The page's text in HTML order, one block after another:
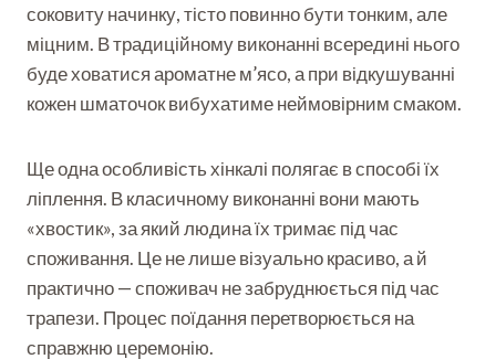
соковиту начинку, тісто повинно бути тонким, але
міцним. В традиційному виконанні всередині нього
буде ховатися ароматне м’ясо, а при відкушуванні
кожен шматочок вибухатиме неймовірним смаком.
Ще одна особливість хінкалі полягає в способі їх
ліплення. В класичному виконанні вони мають
«хвостик», за який людина їх тримає під час
споживання. Це не лише візуально красиво, а й
практично — споживач не забруднюється під час
трапези. Процес поїдання перетворюється на
справжню церемонію.